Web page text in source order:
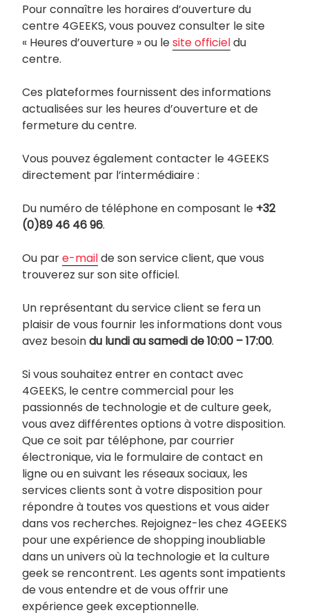
Pour connaître les horaires d’ouverture du
centre 4GEEKS, vous pouvez consulter le site
« Heures d’ouverture » ou lesite officieldu
centre.
Ces plateformes fournissent des informations
actualisées sur les heures d’ouverture et de
fermeture du centre.
Vous pouvez également contacter le 4GEEKS
directement par l’intermédiaire :
Du numéro de téléphone en composant le +32
(0)89 46 46 96.
Ou pare-mailde son service client, que vous
trouverez sur son site officiel.
Un représentant du service client se fera un
plaisir de vous fournir les informations dont vous
avez besoindu lundi au samedi de 10:00 – 17:00.
Si vous souhaitez entrer en contact avec
4GEEKS, le centre commercial pour les
passionnés de technologie et de culture geek,
vous avez différentes options à votre disposition.
Que ce soit par téléphone, par courrier
électronique, via le formulaire de contact en
ligne ou en suivant les réseaux sociaux, les
services clients sont à votre disposition pour
répondre à toutes vos questions et vous aider
dans vos recherches. Rejoignez-les chez 4GEEKS
pour une expérience de shopping inoubliable
dans un univers où la technologie et la culture
geek se rencontrent. Les agents sont impatients
de vous entendre et de vous offrir une
expérience geek exceptionnelle.